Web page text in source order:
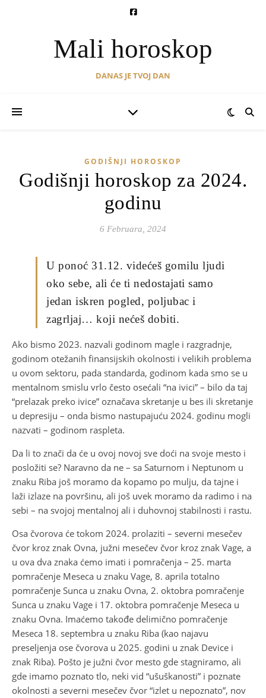
Mali horoskop
DANAS JE TVOJ DAN
GODIŠNJI HOROSKOP
Godišnji horoskop za 2024.
godinu
6 Februara, 2024
U ponoć 31.12. videćeš gomilu ljudi
oko sebe, ali će ti nedostajati samo
jedan iskren pogled, poljubac i
zagrljaj… koji nećeš dobiti.
Ako bismo 2023. nazvali godinom magle i razgradnje,
godinom otežanih finansijskih okolnosti i velikih problema
u ovom sektoru, pada standarda, godinom kada smo se u
mentalnom smislu vrlo često osećali “na ivici” – bilo da taj
“prelazak preko ivice” označava skretanje u bes ili skretanje
u depresiju – onda bismo nastupajuću 2024. godinu mogli
nazvati – godinom raspleta.
Da li to znači da će u ovoj novoj sve doći na svoje mesto i
posložiti se? Naravno da ne – sa Saturnom i Neptunom u
znaku Riba još moramo da kopamo po mulju, da tajne i
laži izlaze na površinu, ali još uvek moramo da radimo i na
sebi – na svojoj mentalnoj ali i duhovnoj stabilnosti i rastu.
Osa čvorova će tokom 2024. prolaziti – severni mesečev
čvor kroz znak Ovna, južni mesečev čvor kroz znak Vage, a
u ova dva znaka ćemo imati i pomračenja – 25. marta
pomračenje Meseca u znaku Vage, 8. aprila totalno
pomračenje Sunca u znaku Ovna, 2. oktobra pomračenje
Sunca u znaku Vage i 17. oktobra pomračenje Meseca u
znaku Ovna. Imaćemo takođe delimično pomračenje
Meseca 18. septembra u znaku Riba (kao najavu
preseljenja ose čvorova u 2025. godini u znak Device i
znak Riba). Pošto je južni čvor mesto gde stagniramo, ali
gde imamo poznato tlo, neki vid “ušuškanosti” i poznate
okolnosti a severni mesečev čvor “izlet u nepoznato”, nov